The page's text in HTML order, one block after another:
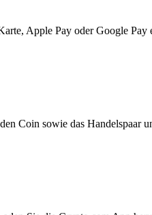
Apple Pay oder Google
Coin sowie das Handelspaar